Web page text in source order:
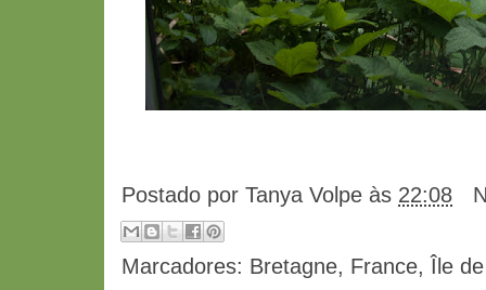
Postado por Tanya Volpe às 22:08
Marcadores: Bretagne, France, Île